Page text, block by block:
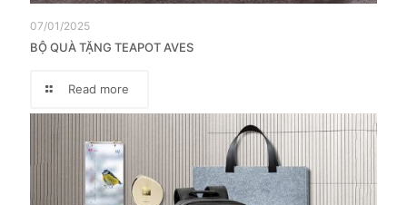
07/01/2025
BỘ QUÀ TẶNG TEAPOT AVES
Read more